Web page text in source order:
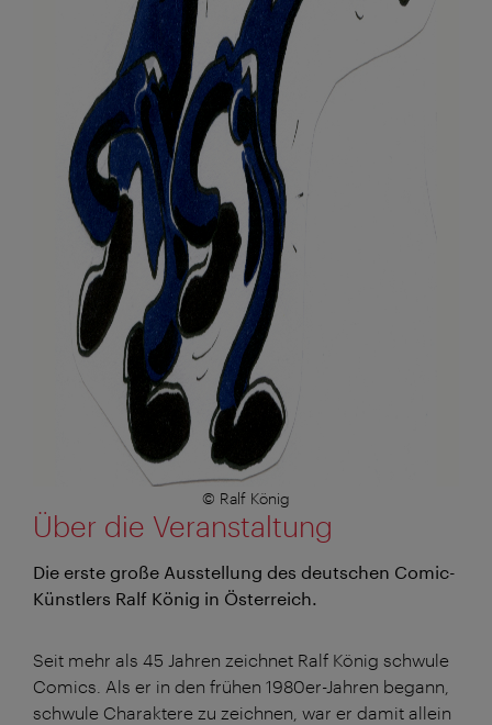
© Ralf König
Über die Veranstaltung
Die erste große Ausstellung des deutschen Comic-
Künstlers Ralf König in Österreich.
Seit mehr als 45 Jahren zeichnet Ralf König schwule
Comics. Als er in den frühen 1980er-Jahren begann,
schwule Charaktere zu zeichnen, war er damit allein